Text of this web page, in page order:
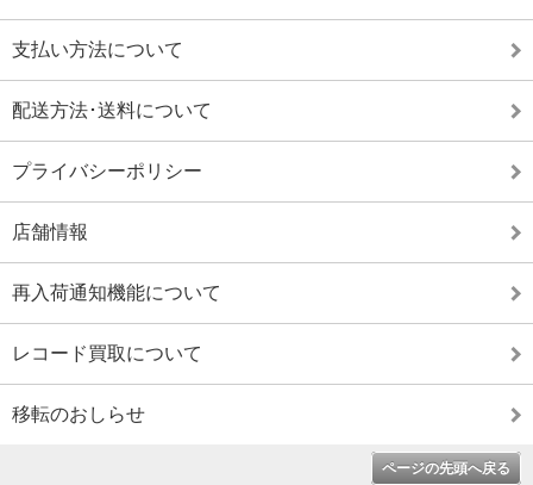
支払い方法について
配送方法･送料について
プライバシーポリシー
店舗情報
再入荷通知機能について
レコード買取について
移転のおしらせ
ページの先頭へ戻る